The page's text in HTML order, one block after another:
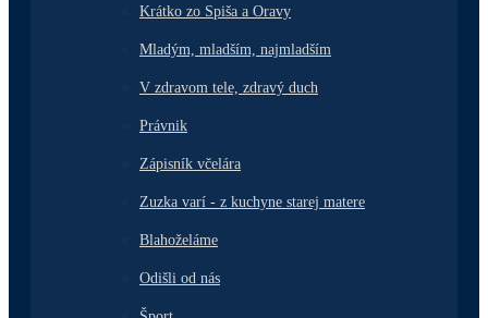
Krátko zo Spiša a Oravy
Mladým, mladším, najmladším
V zdravom tele, zdravý duch
Právnik
Zápisník včelára
Zuzka varí - z kuchyne starej matere
Blahoželáme
Odišli od nás